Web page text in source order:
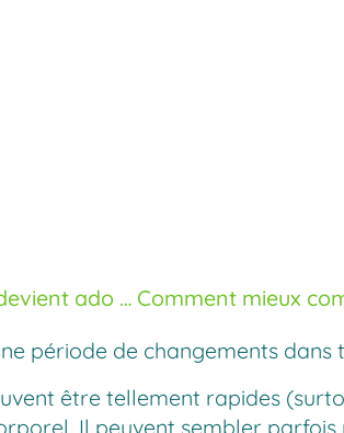
ado … Comment mieux
période de changements
être tellement rapides
Il peuvent sembler